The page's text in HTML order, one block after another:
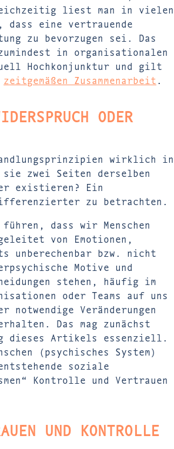
liest man in vielen
dass eine vertrauende
zu bevorzugen sei. Das
in organisationalen
Hochkonjunktur und gilt
zeitgemäßen Zusammenarbeit.
ODER
wirklich in
sie zwei Seiten derselben
existieren? Ein
zu betrachten.
dass wir Menschen
von Emotionen,
unberechenbar bzw. nicht
Motive und
stehen, häufig im
oder Teams auf uns
notwendige Veränderungen
Das mag zunächst
dieses Artikels essenziell.
(psychisches System)
soziale
Kontrolle und Vertrauen
UND KONTROLLE